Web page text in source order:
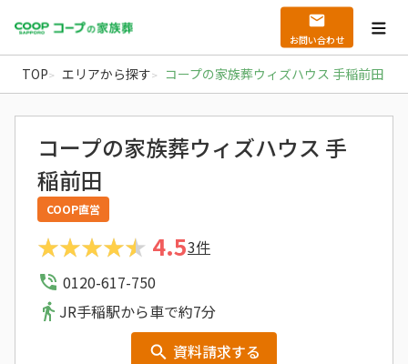
北海道の葬儀・家族葬ならコープの家族葬｜
お問い合わせ
TOP エリアから探す コープの家族葬ウィズハウス 手稲前田
コープの家族葬ウィズハウス 手
稲前田
COOP直営
4.53件
0120-617-750
JR手稲駅から車で約7分
資料請求する